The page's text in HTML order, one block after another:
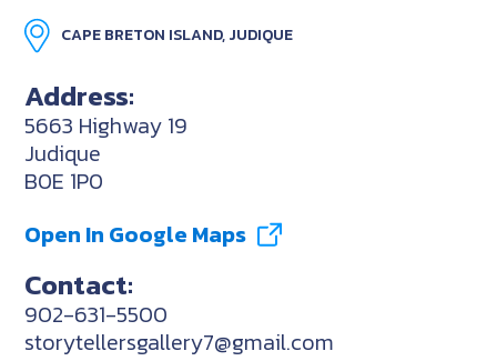
CAPE BRETON ISLAND, JUDIQUE
Address:
5663 Highway 19
Judique
B0E 1P0
Open In Google Maps
Contact:
902-631-5500
storytellersgallery7@gmail.com